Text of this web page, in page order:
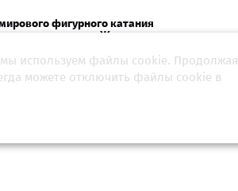
фигурного катания
заявила Журова
мы используем файлы cookie. Продолжая
можете отключить файлы cookie в